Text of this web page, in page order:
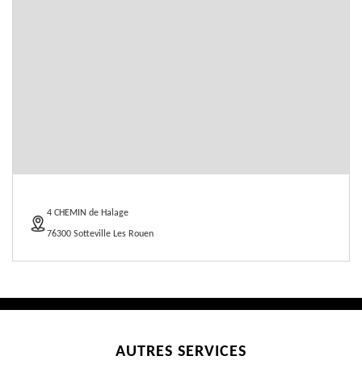
4 CHEMIN de Halage
76300 Sotteville Les Rouen
AUTRES SERVICES